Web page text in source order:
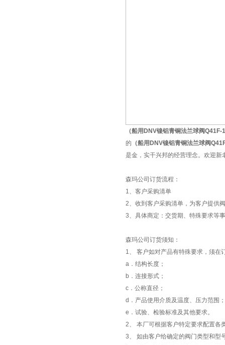
（船用DNV镍铝青铜法兰球阀Q41F-
的 （船用DNV镍铝青铜法兰球阀
是金，实干兴邦的经营理念。欢迎
森玛公司订货流程：
1、客户采购清单
2、收到客户采购清单，为客户提供
3、具体商定：交货期、特殊要求等
森玛公司订货须知：
1、 客户如对产品有特殊要求，须在
a．结构长度；
b．连接形式；
c．公称直径；
d．产品使用介质及温度、压力范围；
e．试验、检验标准及其他要求。
2、 本厂可根据客户特定要求配置各
3、 如由客户给确定的阀门类型和型